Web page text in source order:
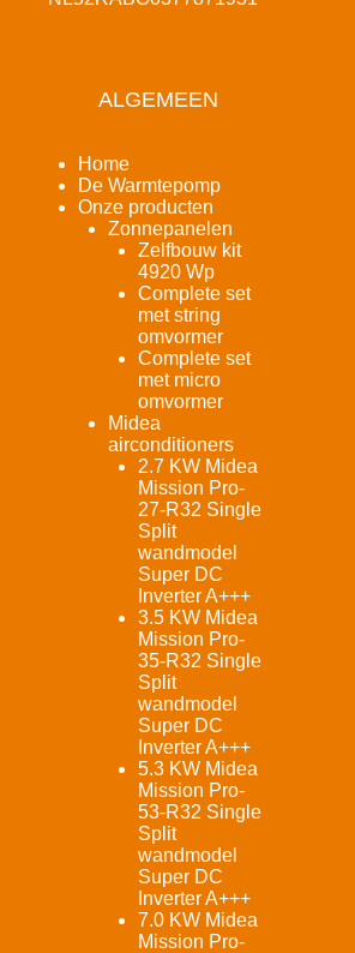
ALGEMEEN
Home
De Warmtepomp
Onze producten
Zonnepanelen
Zelfbouw kit
4920 Wp
Complete set
met string
omvormer
Complete set
met micro
omvormer
Midea
airconditioners
2.7 KW Midea
Mission Pro-
27-R32 Single
Split
wandmodel
Super DC
Inverter A+++
3.5 KW Midea
Mission Pro-
35-R32 Single
Split
wandmodel
Super DC
Inverter A+++
5.3 KW Midea
Mission Pro-
53-R32 Single
Split
wandmodel
Super DC
Inverter A+++
7.0 KW Midea
Mission Pro-